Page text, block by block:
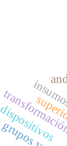
dispositivos